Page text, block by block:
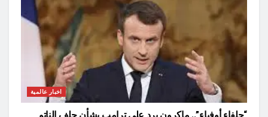
اخبار عالمية
“حلفاء أوفياء”.. ماكرون يرد على ترامب بشأن حلف الناتو